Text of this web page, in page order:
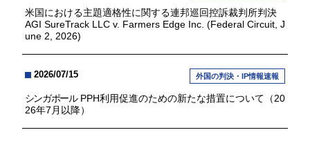
米国における主題適格性に関する連邦巡回控訴裁判所判決
AGI SureTrack LLC v. Farmers Edge Inc. (Federal Circuit, J
une 2, 2026)
2026/07/15 外国の判決・IP情報速報
シンガポールPPH利用促進のための新たな措置について（20
26年7月以降）